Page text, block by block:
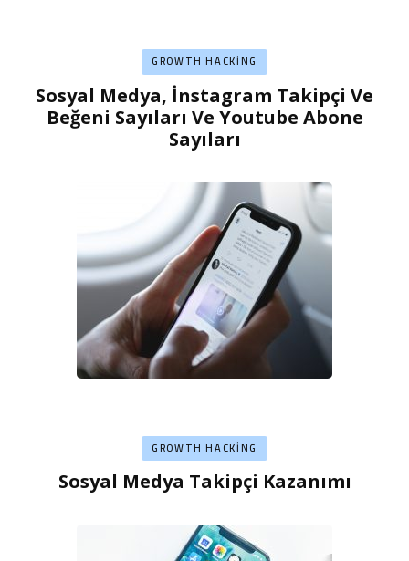
GROWTH HACKING
Sosyal Medya, İnstagram Takipçi Ve
Beğeni Sayıları Ve Youtube Abone
Sayıları
GROWTH HACKING
Sosyal Medya Takipçi Kazanımı